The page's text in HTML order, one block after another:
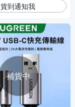
貨到通知我
補貨中